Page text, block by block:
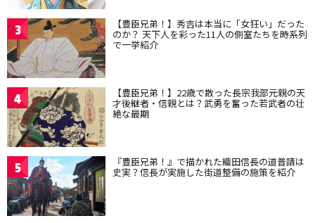
3 【豊臣兄弟！】秀吉は本当に「女狂い」だった
のか？ 天下人を彩った11人の側室たちを時系列
で一挙紹介
4 【豊臣兄弟！】22歳で散った長宗我部元親の天
才後継者・信親とは？武勇を奮った若武者の壮
絶な最期
5 『豊臣兄弟！』で描かれた織田信長の道普請は
史実？信長が実施した街道整備の施策を紹介